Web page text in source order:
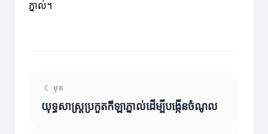
ភ្នាល់។
មុន
យុទ្ធសាស្ត្រប្រកួតកីឡាភ្នាល់ដើម្បីបង្កើនចំណូល